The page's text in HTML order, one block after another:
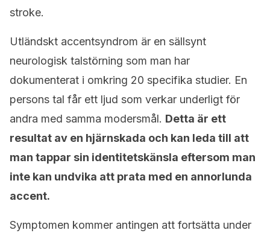
stroke.
Utländskt accentsyndrom är en sällsynt
neurologisk talstörning som man har
dokumenterat i omkring 20 specifika studier. En
persons tal får ett ljud som verkar underligt för
andra med samma modersmål. Detta är ett
resultat av en hjärnskada och kan leda till att
man tappar sin identitetskänsla eftersom man
inte kan undvika att prata med en annorlunda
accent.
Symptomen kommer antingen att fortsätta under